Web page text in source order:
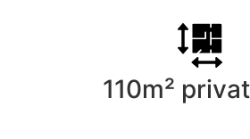
110m²